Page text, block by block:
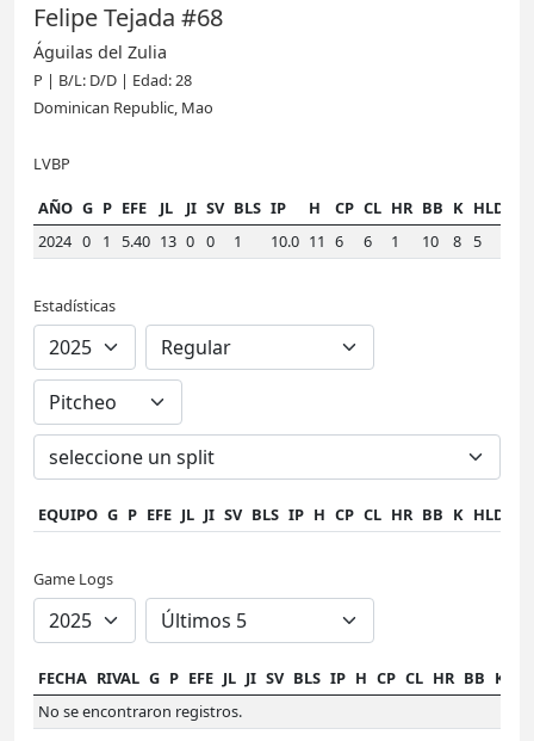
Felipe Tejada #68
Águilas del Zulia
P | B/L: D/D | Edad: 28
Dominican Republic, Mao
LVBP
AÑO G P EFE JL JI SV BLS IP H CP CL HR BB K HLD
2024 0 1 5.40 13 0 0 1 10.0 11 6 6 1 10 8 5
Estadísticas
EQUIPO G P EFE JL JI SV BLS IP H CP CL HR BB K HLD
Game Logs
FECHA RIVAL G P EFE JL JI SV BLS IP H CP CL HR BB K
No se encontraron registros.